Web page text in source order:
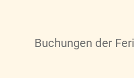
Buchungen der